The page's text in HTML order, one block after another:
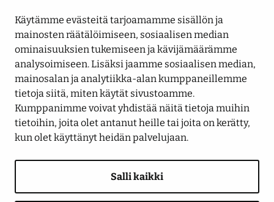
Käytämme evästeitä tarjoamamme sisällön ja
mainosten räätälöimiseen, sosiaalisen median
ominaisuuksien tukemiseen ja kävijämäärämme
analysoimiseen. Lisäksi jaamme sosiaalisen median,
mainosalan ja analytiikka-alan kumppaneillemme
tietoja siitä, miten käytät sivustoamme.
Kumppanimme voivat yhdistää näitä tietoja muihin
tietoihin, joita olet antanut heille tai joita on kerätty,
kun olet käyttänyt heidän palvelujaan.
Salli kaikki
Seuraa meitä
LinkedIn Facebook InstagramYouTube
SaavutettavuusselosteTietosuojaseloste